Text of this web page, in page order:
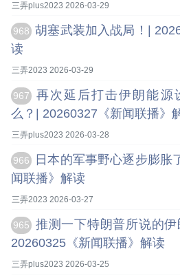
三弄plus2023 2026-03-29
968 胡塞武装加入战局！|
读
三弄2023 2026-03-29
967
再次延后打击伊朗能源
么？| 20260327《新闻联播》
三弄plus2023 2026-03-28
966
日本的军事野心逐步膨胀
闻联播》解读
三弄2023 2026-03-27
965
推测一下特朗普所说的伊
20260325《新闻联播》解读
三弄plus2023 2026-03-25